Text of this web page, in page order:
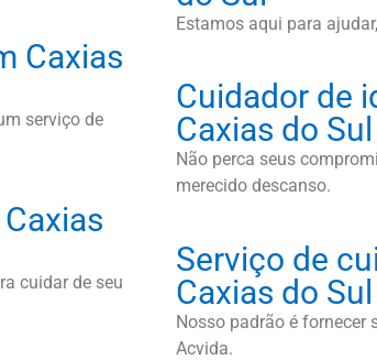
Caxias
serviço de
cuidar de seu
Estamos aqui para
Cuidador de
Caxias do Sul
Não perca seus
merecido descanso.
Serviço de
Caxias do Sul
Nosso padrão é fornecer
Acvida.